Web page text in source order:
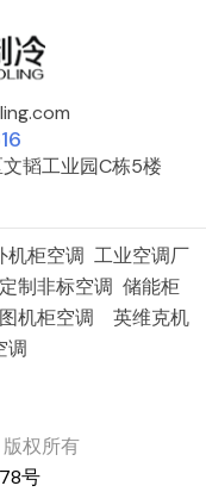
韬工业园C栋5楼
柜空调 工业空调厂
制非标空调 储能柜
机柜空调 英维克机
调
权所有
号